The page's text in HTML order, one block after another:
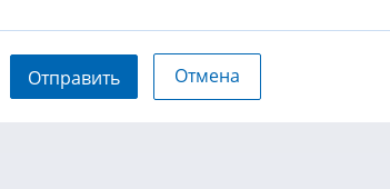
Отправить Отмена